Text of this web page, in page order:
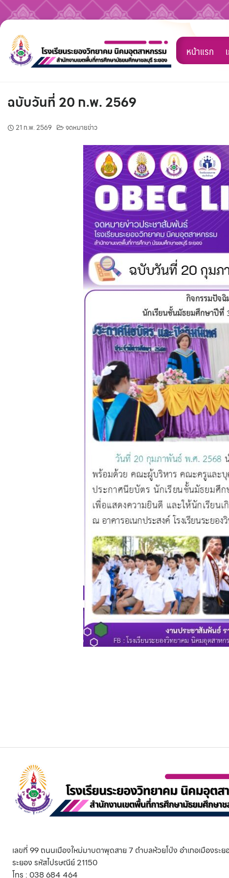
Skip
content
หน้าแรก
ฉบับวันที่ 20 ก.พ. 2569
21 ก.พ. 2569 จดหมายข่าว
เลขที่ 99 ถนนเมืองใหม่มาบตาพุดสาย 7 ตำบลห้วยโป่ง อำเภอเมืองระ
ระยอง รหัสไปรษณีย์ 21150
โทร : 038 684 464